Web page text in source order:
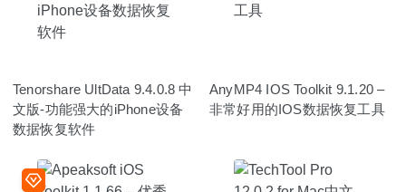
Tenorshare UltData 9.4.0.8 中
文版-功能强大的iPhone设备
数据恢复软件
AnyMP4 IOS Toolkit 9.1.20 –
非常好用的IOS数据恢复工具